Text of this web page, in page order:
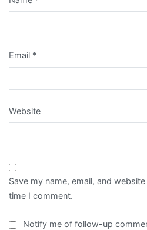
Email *
Website
Save my name, email, and
time I comment.
Notify me of follow-up